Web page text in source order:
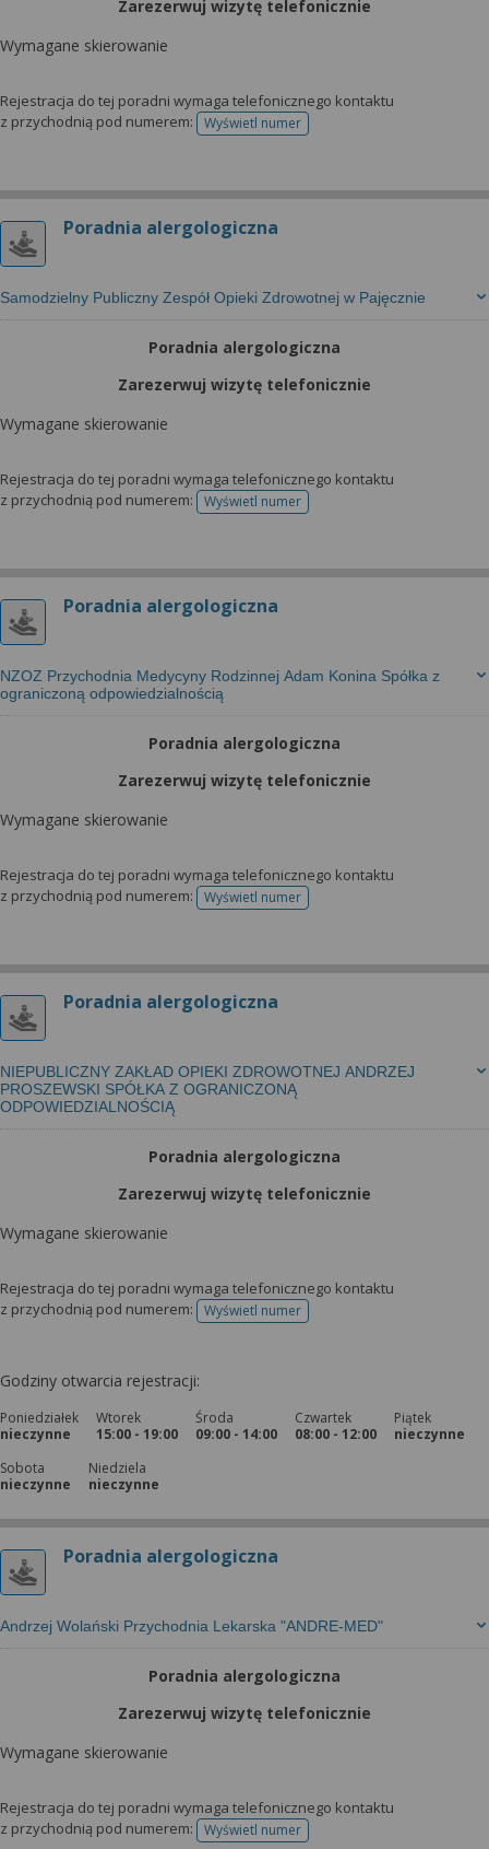
Zarezerwuj wizytę telefonicznie
Wymagane skierowanie
Rejestracja do tej poradni wymaga telefonicznego kontaktu
z przychodnią pod numerem:
Wyświetl numertelefonu do rejestracji
Poradnia alergologiczna
Samodzielny Publiczny Zespół Opieki Zdrowotnej w Pajęcznie
Poradnia alergologiczna
Zarezerwuj wizytę telefonicznie
Wymagane skierowanie
Rejestracja do tej poradni wymaga telefonicznego kontaktu
z przychodnią pod numerem:
Wyświetl numertelefonu do rejestracji
Poradnia alergologiczna
NZOZ Przychodnia Medycyny Rodzinnej Adam Konina Spółka z
ograniczoną odpowiedzialnością
Poradnia alergologiczna
Zarezerwuj wizytę telefonicznie
Wymagane skierowanie
Rejestracja do tej poradni wymaga telefonicznego kontaktu
z przychodnią pod numerem:
Wyświetl numertelefonu do rejestracji
Poradnia alergologiczna
NIEPUBLICZNY ZAKŁAD OPIEKI ZDROWOTNEJ ANDRZEJ
PROSZEWSKI SPÓŁKA Z OGRANICZONĄ
ODPOWIEDZIALNOŚCIĄ
Poradnia alergologiczna
Zarezerwuj wizytę telefonicznie
Wymagane skierowanie
Rejestracja do tej poradni wymaga telefonicznego kontaktu
z przychodnią pod numerem:
Wyświetl numertelefonu do rejestracji
Godziny otwarcia rejestracji:
Poniedziałek
nieczynne
Wtorek
15:00 - 19:00
Środa
09:00 - 14:00
Czwartek
08:00 - 12:00
Piątek
nieczynne
Sobota
nieczynne
Niedziela
nieczynne
Poradnia alergologiczna
Andrzej Wolański Przychodnia Lekarska "ANDRE-MED"
Poradnia alergologiczna
Zarezerwuj wizytę telefonicznie
Wymagane skierowanie
Rejestracja do tej poradni wymaga telefonicznego kontaktu
z przychodnią pod numerem:
Wyświetl numertelefonu do rejestracji